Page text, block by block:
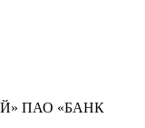
ПАО «БАНК